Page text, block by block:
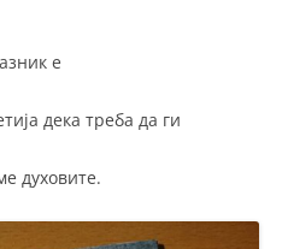
е
дека треба да ги
духовите.